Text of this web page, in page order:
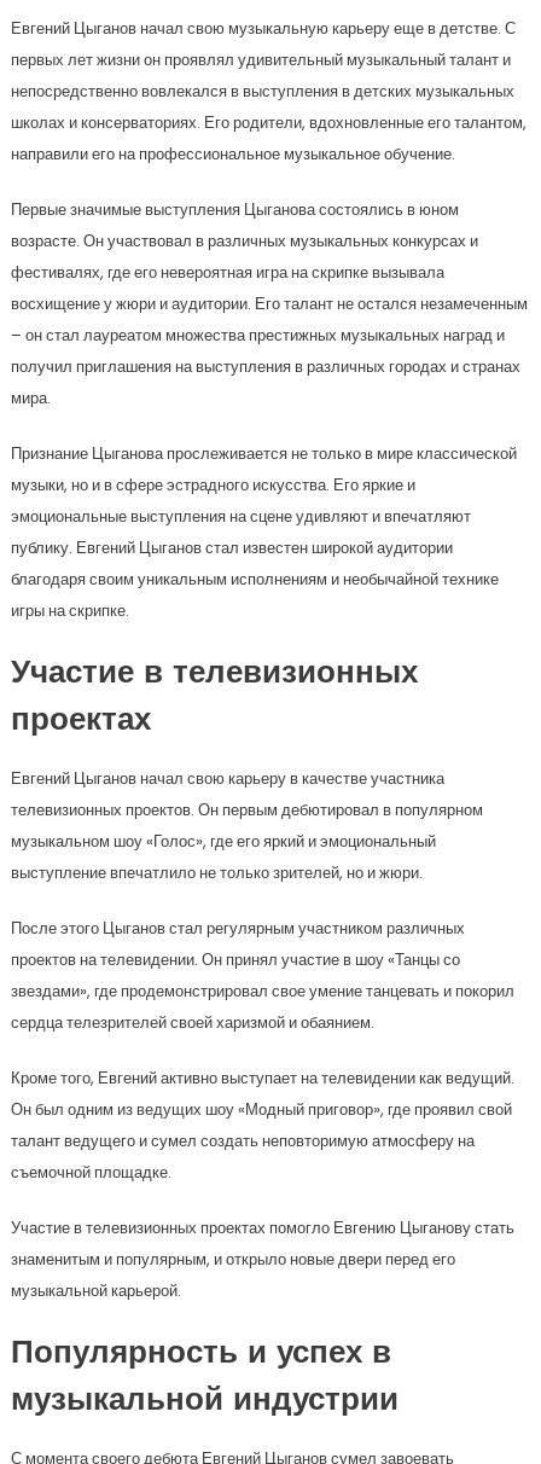
Евгений Цыганов начал свою музыкальную карьеру еще в детстве. С
первых лет жизни он проявлял удивительный музыкальный талант и
непосредственно вовлекался в выступления в детских музыкальных
школах и консерваториях. Его родители, вдохновленные его талантом,
направили его на профессиональное музыкальное обучение.
Первые значимые выступления Цыганова состоялись в юном
возрасте. Он участвовал в различных музыкальных конкурсах и
фестивалях, где его невероятная игра на скрипке вызывала
восхищение у жюри и аудитории. Его талант не остался незамеченным
– он стал лауреатом множества престижных музыкальных наград и
получил приглашения на выступления в различных городах и странах
мира.
Признание Цыганова прослеживается не только в мире классической
музыки, но и в сфере эстрадного искусства. Его яркие и
эмоциональные выступления на сцене удивляют и впечатляют
публику. Евгений Цыганов стал известен широкой аудитории
благодаря своим уникальным исполнениям и необычайной технике
игры на скрипке.
Участие в телевизионных
проектах
Евгений Цыганов начал свою карьеру в качестве участника
телевизионных проектов. Он первым дебютировал в популярном
музыкальном шоу «Голос», где его яркий и эмоциональный
выступление впечатлило не только зрителей, но и жюри.
После этого Цыганов стал регулярным участником различных
проектов на телевидении. Он принял участие в шоу «Танцы со
звездами», где продемонстрировал свое умение танцевать и покорил
сердца телезрителей своей харизмой и обаянием.
Кроме того, Евгений активно выступает на телевидении как ведущий.
Он был одним из ведущих шоу «Модный приговор», где проявил свой
талант ведущего и сумел создать неповторимую атмосферу на
съемочной площадке.
Участие в телевизионных проектах помогло Евгению Цыганову стать
знаменитым и популярным, и открыло новые двери перед его
музыкальной карьерой.
Популярность и успех в
музыкальной индустрии
С момента своего дебюта Евгений Цыганов сумел завоевать